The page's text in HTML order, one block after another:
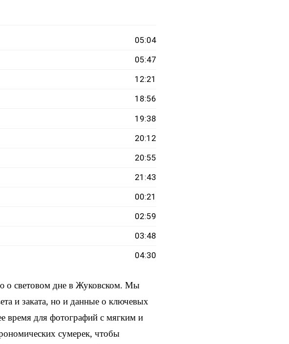
05:04
05:47
12:21
18:56
19:38
20:12
20:55
21:43
00:21
02:59
03:48
04:30
о световом дне в Жуковском. Мы
и заката, но и данные о ключевых
время для фотографий с мягким и
сумерек, чтобы